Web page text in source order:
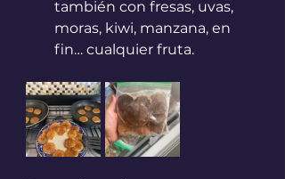
también con fresas, uvas,
moras, kiwi, manzana, en
fin… cualquier fruta.